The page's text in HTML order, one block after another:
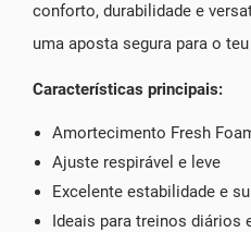
conforto, durabilidade e
uma aposta segura para o
Características principais:
Amortecimento Fresh
Ajuste respirável e leve
Excelente estabilidade e
Ideais para treinos diários